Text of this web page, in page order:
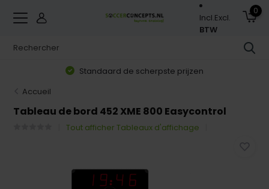
Incl.Excl.
BTW
0
Standaard de scherpste prijzen
Accueil
Tableau de bord 452 XME 800 Easycontrol
Tout afficher Tableaux d'affichage